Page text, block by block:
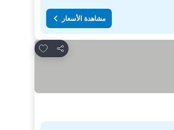
مشاهدة الأسعار
مشاركة
Add to favorites